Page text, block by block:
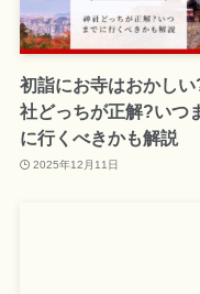
初詣にお寺はおかし
社どっちが正解?いつ
に行くべきかも解説
2025年12月11日